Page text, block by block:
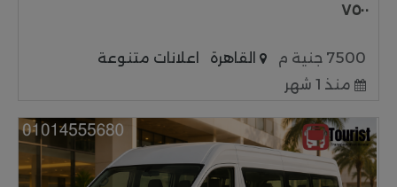
٧٥٠٠
7500 جنية م القاهرة
اعلانات متنوعة
منذ 1 شهر